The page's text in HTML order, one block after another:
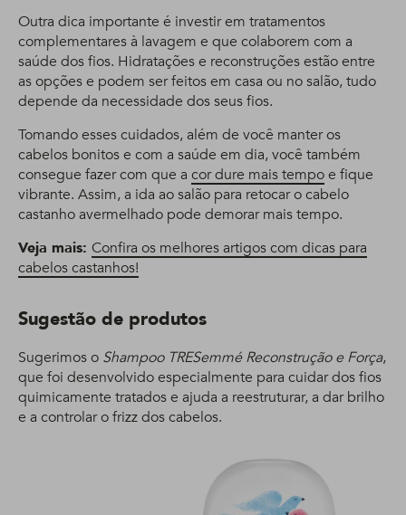
Outra dica importante é investir em tratamentos
complementares à lavagem e que colaborem com a
saúde dos fios. Hidratações e reconstruções estão entre
as opções e podem ser feitos em casa ou no salão, tudo
depende da necessidade dos seus fios.
Tomando esses cuidados, além de você manter os
cabelos bonitos e com a saúde em dia, você também
consegue fazer com que a cor dure mais tempoe fique
vibrante. Assim, a ida ao salão para retocar o cabelo
castanho avermelhado pode demorar mais tempo.
Veja mais: Confira os melhores artigos com dicas para
cabelos castanhos!
Sugestão de produtos
Sugerimos o Shampoo TRESemmé Reconstrução e Força,
que foi desenvolvido especialmente para cuidar dos fios
quimicamente tratados e ajuda a reestruturar, a dar brilho
e a controlar o frizz dos cabelos.